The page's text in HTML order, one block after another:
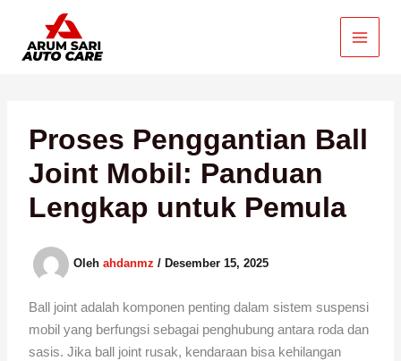
konten
Proses Penggantian Ball
Joint Mobil: Panduan
Lengkap untuk Pemula
Olehahdanmz/ Desember 15, 2025
Ball joint adalah komponen penting dalam sistem suspensi
mobil yang berfungsi sebagai penghubung antara roda dan
sasis. Jika ball joint rusak, kendaraan bisa kehilangan